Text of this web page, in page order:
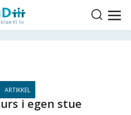
i egen stue